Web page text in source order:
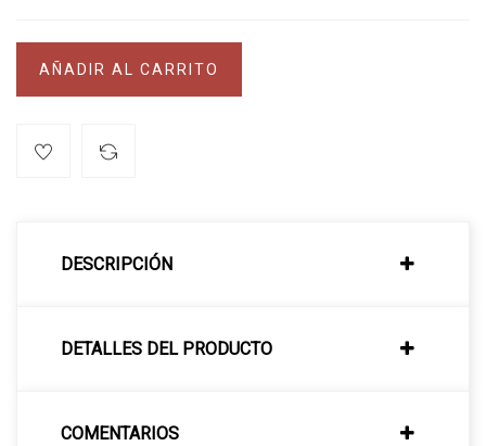
AÑADIR AL CARRITO
DESCRIPCIÓN
DETALLES DEL PRODUCTO
COMENTARIOS